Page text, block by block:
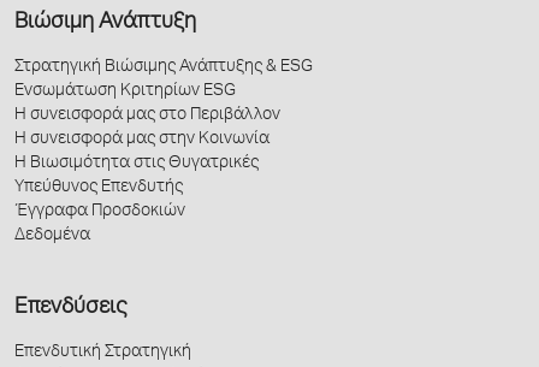
Βιώσιμη Ανάπτυξη
Στρατηγική Βιώσιμης Ανάπτυξης & ESG
Ενσωμάτωση Κριτηρίων ESG
Η συνεισφορά μας στο Περιβάλλον
Η συνεισφορά μας στην Κοινωνία
Η Βιωσιμότητα στις Θυγατρικές
Υπεύθυνος Επενδυτής
Έγγραφα Προσδοκιών
Δεδομένα
Επενδύσεις
Επενδυτική Στρατηγική